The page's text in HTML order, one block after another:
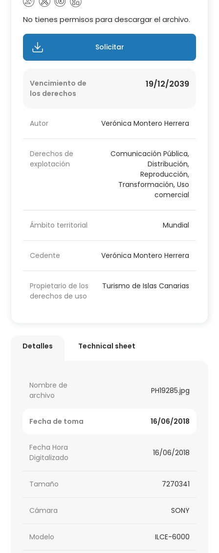
No tienes permisos para descargar el archivo.
Solicitar
Vencimiento de
los derechos
19/12/2039
Autor Verónica Montero Herrera
Derechos de
explotación
Comunicación Pública,
Distribución,
Reproducción,
Transformación, Uso
comercial
Ámbito territorial Mundial
Cedente Verónica Montero Herrera
Propietario de los
derechos de uso
Turismo de Islas Canarias
Detalles Technical sheet
Nombre de
archivo
PH19285.jpg
Fecha de toma 16/06/2018
Fecha Hora
Digitalizado
16/06/2018
Tamaño 7270341
Cámara SONY
Modelo ILCE-6000